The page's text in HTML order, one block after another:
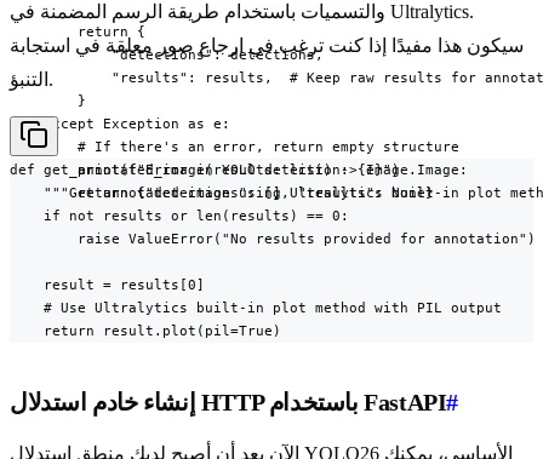
        return {
            "detections": detections,
"results": results,  # Keep raw results for
        }
    except Exception as e:
        # If there's an error, return empty structure
        print(f"Error in YOLO detection: {e}")
        return {"detections": [], "results": None}
والتسميات باستخدام طريقة الرسم المضمنة في Ultralytics.
سيكون هذا مفيدًا إذا كنت ترغب في إرجاع صور معلقة في استجابة
التنبؤ.
def get_annotated_image(results: list) -> Image.Image:
"""Get annotated image using Ultralytics built-in plot
    if not results or len(results) == 0:
        raise ValueError("No results provided for annotation")
    result = results[0]
    # Use Ultralytics built-in plot method with PIL output
    return result.plot(pil=True)
إنشاء خادم استدلال HTTP باستخدام FastAPI#
الآن بعد أن أصبح لديك منطق استدلال YOLO26 الأساسي، يمكنك